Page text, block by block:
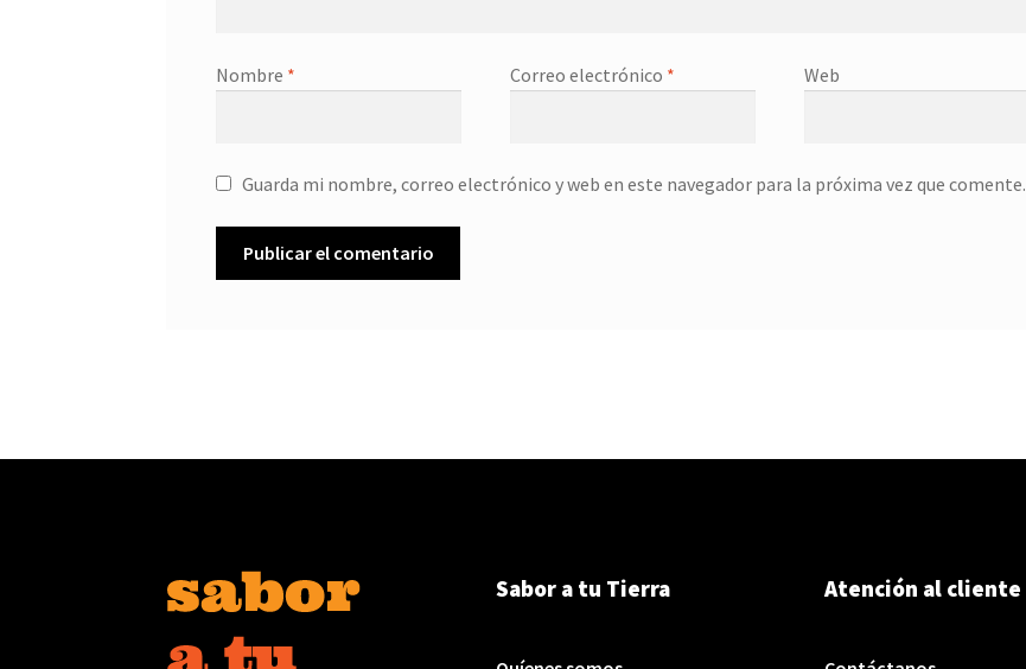
Nombre * Correo electrónico * Web
Guarda mi nombre, correo electrónico y web en este navegador para la próxima vez que comente.
Sabor a tu Tierra Atención al cliente